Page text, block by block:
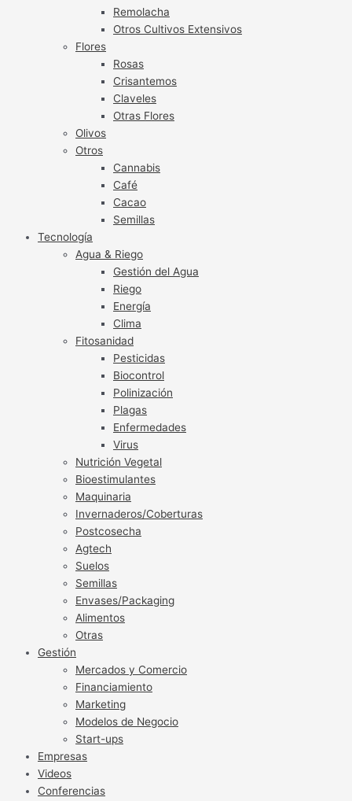
Remolacha
Otros Cultivos Extensivos
Flores
Rosas
Crisantemos
Claveles
Otras Flores
Olivos
Otros
Cannabis
Café
Cacao
Semillas
Tecnología
Agua & Riego
Gestión del Agua
Riego
Energía
Clima
Fitosanidad
Pesticidas
Biocontrol
Polinización
Plagas
Enfermedades
Virus
Nutrición Vegetal
Bioestimulantes
Maquinaria
Invernaderos/Coberturas
Postcosecha
Agtech
Suelos
Semillas
Envases/Packaging
Alimentos
Otras
Gestión
Mercados y Comercio
Financiamiento
Marketing
Modelos de Negocio
Start-ups
Empresas
Videos
Conferencias